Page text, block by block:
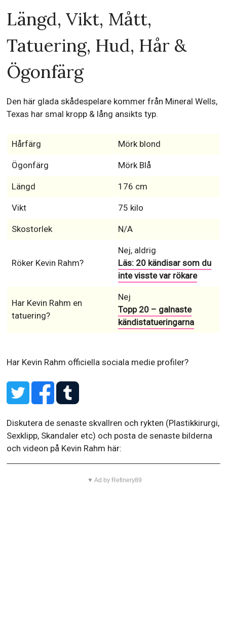
Längd, Vikt, Mått,
Tatuering, Hud, Hår &
Ögonfärg
Den här glada skådespelare kommer från Mineral Wells,
Texas har smal kropp & lång ansikts typ.
Hårfärg Mörk blond
Ögonfärg Mörk Blå
Längd 176 cm
Vikt 75 kilo
Skostorlek N/A
Röker Kevin Rahm?
Nej, aldrig
Läs: 20 kändisar som du
inte visste var rökare
Har Kevin Rahm en
tatuering?
Nej
Topp 20 – galnaste
kändistatueringarna
Har Kevin Rahm officiella sociala medie profiler?
Diskutera de senaste skvallren och rykten (Plastikkirurgi,
Sexklipp, Skandaler etc) och posta de senaste bilderna
och videon på Kevin Rahm här:
▼ Ad by Refinery89